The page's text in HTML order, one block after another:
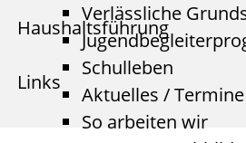
Verlässliche
Schulleben
Aktuelles / Termine
So arbeiten wir
Haushaltsführung
Links